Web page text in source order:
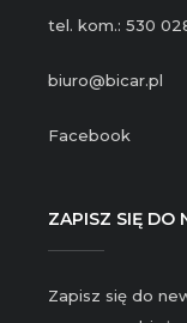
tel. kom.: 530
biuro@bicar.pl
Facebook
ZAPISZ SIĘ DO
Zapisz się do